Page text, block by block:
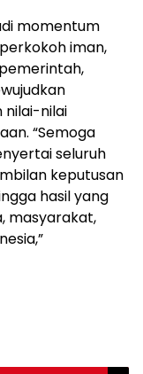
momentum
iman,
nilai-nilai
“Semoga
seluruh
keputusan
hasil yang
masyarakat,